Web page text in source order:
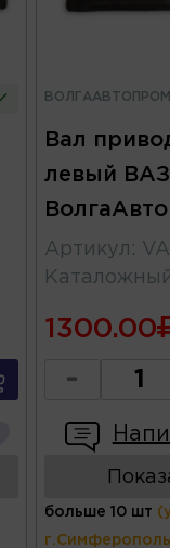
ВОЛГААВТОПРОМ
Вал
левый ВАЗ-
Артикул :
1300.00
-
больше 10 шт